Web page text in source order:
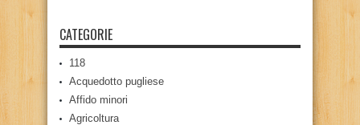
CATEGORIE
118
Acquedotto pugliese
Affido minori
Agricoltura